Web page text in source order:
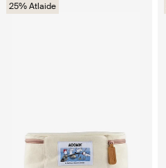
25% Atlaide